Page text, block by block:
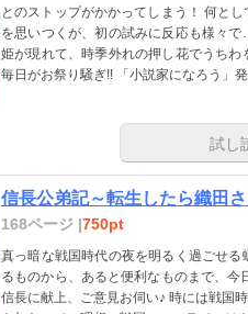
とのストップがかかってしまう！ 何と
を思いつくが、初の試みに反応も様々
姫が現れて、時季外れの押し花でうち
毎日がお祭り騒ぎ!! 「小説家になろう」
試し
信長公弟記～転生したら織田
168ページ |750pt
真っ暗な戦国時代の夜を明るく過ごせ
るものから、あると便利なものまで、
信長に献上、ご意見お伺い♪ 時には戦国